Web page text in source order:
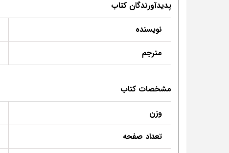
پدیدآورندگان کتاب
نویسنده
مترجم
مشخصات کتاب
وزن
تعداد صفحه